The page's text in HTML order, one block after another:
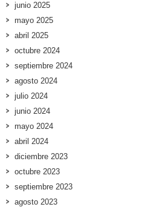
junio 2025
mayo 2025
abril 2025
octubre 2024
septiembre 2024
agosto 2024
julio 2024
junio 2024
mayo 2024
abril 2024
diciembre 2023
octubre 2023
septiembre 2023
agosto 2023